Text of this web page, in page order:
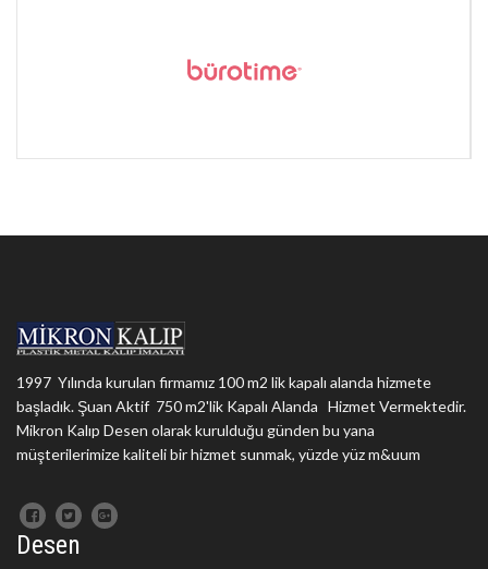
1997 Yılında kurulan firmamız 100 m2 lik kapalı alanda hizmete
başladık. Şuan Aktif 750 m2'lik Kapalı Alanda Hizmet Vermektedir.
Mikron Kalıp Desen olarak kurulduğu günden bu yana
müşterilerimize kaliteli bir hizmet sunmak, yüzde yüz m&uum
Desen